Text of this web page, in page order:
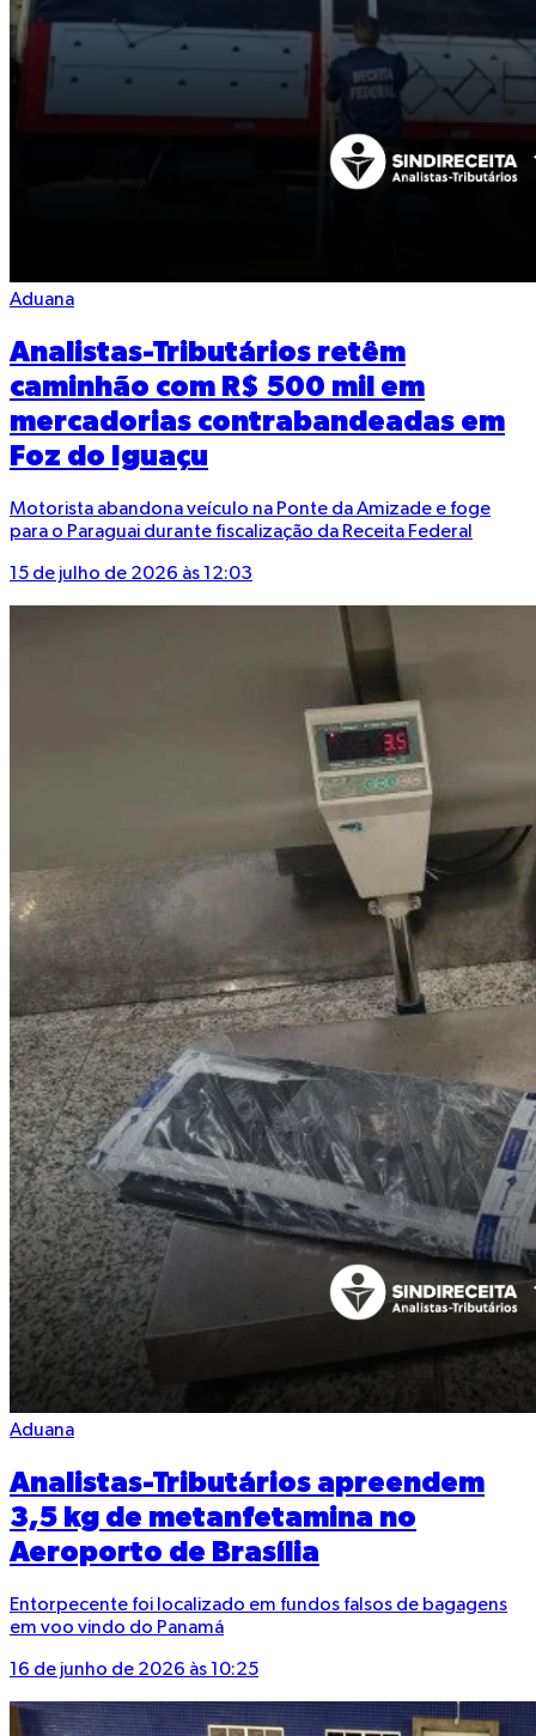
Aduana
Analistas-Tributários retêm
caminhão com R$ 500 mil em
mercadorias contrabandeadas em
Foz do Iguaçu
Motorista abandona veículo na Ponte da Amizade e foge
para o Paraguai durante fiscalização da Receita Federal
15 de julho de 2026 às 12:03
Aduana
Analistas-Tributários apreendem
3,5 kg de metanfetamina no
Aeroporto de Brasília
Entorpecente foi localizado em fundos falsos de bagagens
em voo vindo do Panamá
16 de junho de 2026 às 10:25